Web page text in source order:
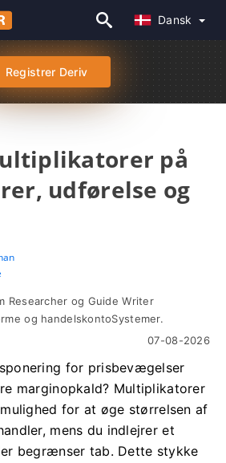
Dansk
Registrer Deriv
på
udførelse og
Researcher og Guide Writer
og handelskontoSystemer.
07-08-2026
for prisbevægelser
marginopkald? Multiplikatorer
for at øge størrelsen af
mens du indlejrer et
begrænser tab. Dette stykke